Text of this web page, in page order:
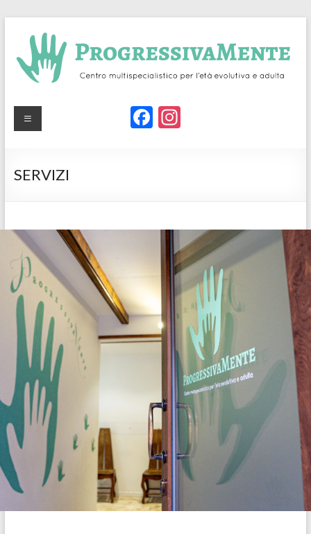
content
ProgressivaMente
Centro
multispecialistico
F
o
k
m
SERVIZI